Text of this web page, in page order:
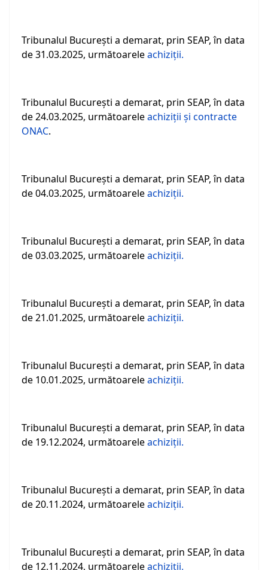
Tribunalul Bucureşti a demarat, prin SEAP, în data
de 31.03.2025, următoareleachiziţii.
Tribunalul Bucureşti a demarat, prin SEAP, în data
de 24.03.2025, următoareleachiziţii şi contracte
ONAC.
Tribunalul Bucureşti a demarat, prin SEAP, în data
de 04.03.2025, următoareleachiziţii.
Tribunalul Bucureşti a demarat, prin SEAP, în data
de 03.03.2025, următoareleachiziţii.
Tribunalul Bucureşti a demarat, prin SEAP, în data
de 21.01.2025, următoareleachiziţii.
Tribunalul Bucureşti a demarat, prin SEAP, în data
de 10.01.2025, următoareleachiziţii.
Tribunalul Bucureşti a demarat, prin SEAP, în data
de 19.12.2024, următoareleachiziţii.
Tribunalul Bucureşti a demarat, prin SEAP, în data
de 20.11.2024, următoareleachiziţii.
Tribunalul Bucureşti a demarat, prin SEAP, în data
de 12.11.2024, următoareleachiziţii.